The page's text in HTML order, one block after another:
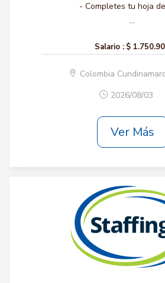
- Completes tu hoja
...
Salario : $
Colombia
2026/08/03
Ver Más